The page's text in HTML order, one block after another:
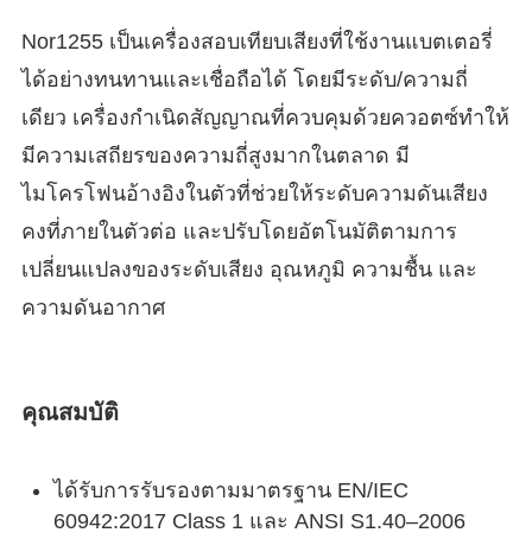
Nor1255 เป็นเครื่องสอบเทียบเสียงที่ใช้งานแบตเตอรี่
ได้อย่างทนทานและเชื่อถือได้ โดยมีระดับ/ความถี่
เดียว เครื่องกำเนิดสัญญาณที่ควบคุมด้วยควอตซ์ทำให้
มีความเสถียรของความถี่สูงมากในตลาด มี
ไมโครโฟนอ้างอิงในตัวที่ช่วยให้ระดับความดันเสียง
คงที่ภายในตัวต่อ และปรับโดยอัตโนมัติตามการ
เปลี่ยนแปลงของระดับเสียง อุณหภูมิ ความชื้น และ
ความดันอากาศ
คุณสมบัติ
ได้รับการรับรองตามมาตรฐาน EN/IEC
60942:2017 Class 1 และ ANSI S1.40–2006